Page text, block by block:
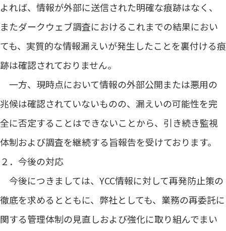
よれば、情報が外部に送信された明確な痕跡はなく、
またダークウェブ調査におけるこれまでの結果におい
ても、実質的な情報漏えいが発生したことを裏付ける痕
跡は確認されておりません。
一方、現時点において情報の外部公開または悪用の
兆候は確認されていないものの、漏えいの可能性を完
全に否定することはできないことから、引き続き監視
体制および調査を継続する旨報告を受けております。
２．今後の対応
今後につきましては、 YCC情報に対して再発防止策の
徹底を求めるとともに、弊社としても、業務の再委託に
関する管理体制の見直しおよび強化に取り組んでまい